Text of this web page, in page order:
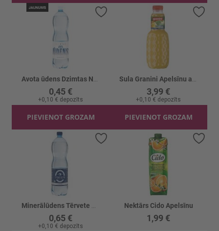
0,45 €
+0,10 € depozīts
PIEVIENOT GROZAM
Pievienot vēlmju sarakstam
3,99 €
+0,10 € depozīts
PIEVIENOT GROZAM
0,65 €
+0,10 € depozīts
Pievienot vēlmju sarakstam
Nektārs Cido Apelsīnu
1,99 €